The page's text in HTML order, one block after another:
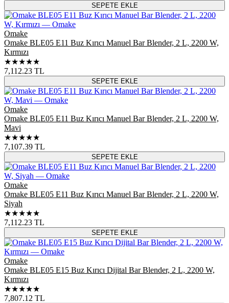
SEPETE EKLE
Omake
Omake BLE05 E11 Buz Kırıcı Manuel Bar Blender, 2 L, 2200 W,
Kırmızı
★★★★★
7,112.23 TL
SEPETE EKLE
Omake
Omake BLE05 E11 Buz Kırıcı Manuel Bar Blender, 2 L, 2200 W,
Mavi
★★★★★
7,107.39 TL
SEPETE EKLE
Omake
Omake BLE05 E11 Buz Kırıcı Manuel Bar Blender, 2 L, 2200 W,
Siyah
★★★★★
7,112.23 TL
SEPETE EKLE
Omake
Omake BLE05 E15 Buz Kırıcı Dijital Bar Blender, 2 L, 2200 W,
Kırmızı
★★★★★
7,807.12 TL